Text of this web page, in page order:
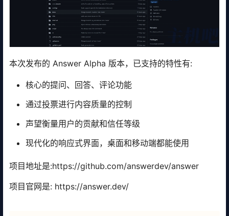
本次发布的 Answer Alpha 版本，已支持的特性有:
核心的提问、回答、评论功能
通过投票进行内容质量的控制
声望衡量用户的贡献和信任等级
现代化的响应式界面，桌面和移动端都能使用
项目地址是:https://github.com/answerdev/answer
项目官网是: https://answer.dev/